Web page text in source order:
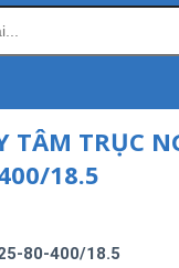
TÂM TRỤC
18.5
80-400/18.5